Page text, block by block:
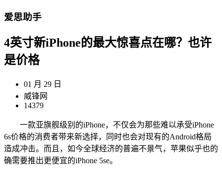
爱思助手
4英寸新iPhone的最大惊喜点在哪？也许
是价格
01 月 29 日
威锋网
14379
一款亚旗舰级别的iPhone，不仅会为那些难以承受iPhone
6s价格的消费者带来新选择，同时也会对现有的Android格局
造成冲击。而且，如今全球经济的普遍不景气，苹果似乎也的
确需要推出更便宜的iPhone 5se。